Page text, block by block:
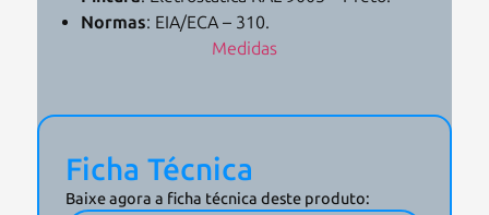
Normas: EIA/ECA – 310.
Medidas
Ficha Técnica
Baixe agora a ficha técnica deste produto: